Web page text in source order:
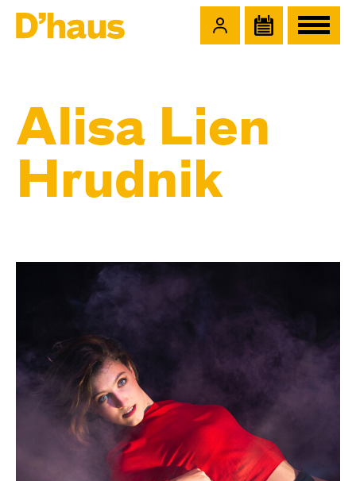
Alisa Lien
Hrudnik